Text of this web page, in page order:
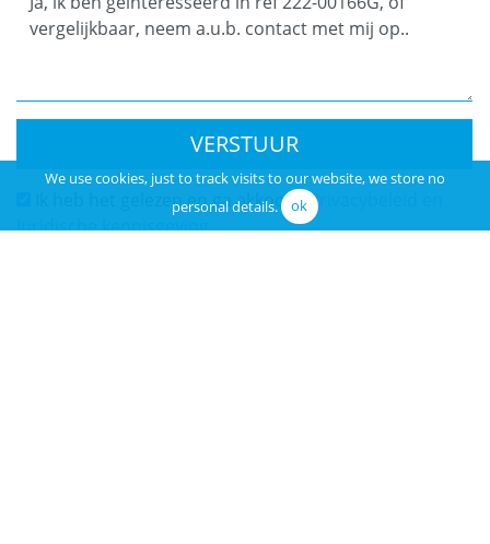
VERSTUUR
Ik heb het gelezen en ga akkoordPrivacybeleid en
Juridische kennisgeving
We use cookies, just to track visits to our website, we store no
personal details.
ok